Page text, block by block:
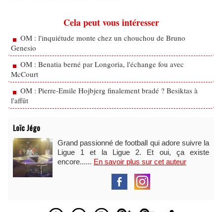
Cela peut vous intéresser
OM : l'inquiétude monte chez un chouchou de Bruno
Genesio
OM : Benatia berné par Longoria, l'échange fou avec
McCourt
OM : Pierre-Emile Hojbjerg finalement bradé ? Besiktas à
l'affût
Loïc Jégo
Grand passionné de football qui adore suivre la
Ligue 1 et la Ligue 2. Et oui, ça existe
encore...... En savoir plus sur cet auteur